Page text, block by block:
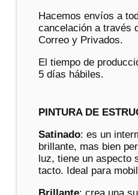
Hacemos envíos a
cancelación a través
Correo y Privados.
El tiempo de
5 días hábiles.
PINTURA DE
Satinado: es un
brillante, mas bien
luz, tiene un aspecto
tacto. Ideal para